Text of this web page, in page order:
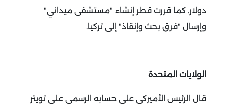
دولار. كما قررت قطر إنشاء "مستشفى ميداني"
وإرسال "فرق بحث وإنقاذ" إلى تركيا.
الولايات المتحدة
قال الرئيس الأميركي على حسابه الرسمي على تويتر